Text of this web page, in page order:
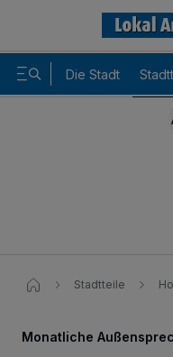
Die Stadt
Stadtteile
Monatliche